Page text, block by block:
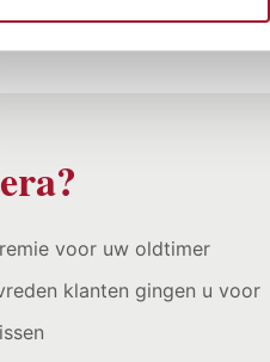
voor uw oldtimer
klanten gingen u voor